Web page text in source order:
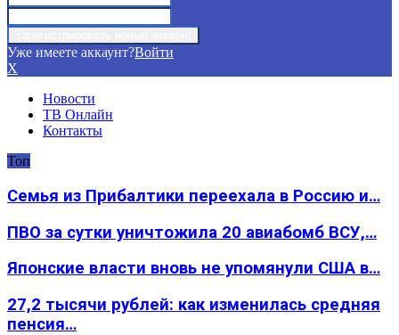
Уже имеете аккаунт?Войти
X
Новости
ТВ Онлайн
Контакты
Топ
Семья из Прибалтики переехала в Россию и…
ПВО за сутки уничтожила 20 авиабомб ВСУ,…
Японские власти вновь не упомянули США в…
27,2 тысячи рублей: как изменилась средняя
пенсия…